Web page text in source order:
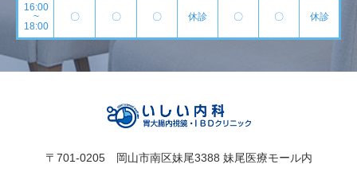
16:00
~
18:00
〇 〇 〇 休診 〇 〇 休診
〒701-0205 岡山市南区妹尾3388 妹尾医療モール内